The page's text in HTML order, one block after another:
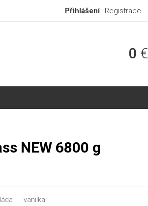
Přihlášení Registrace
0 €
NEW 6800 g
vanilka